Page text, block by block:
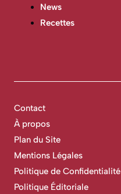
News
Recettes
Contact
À propos
Plan du Site
Mentions Légales
Politique de Confidentialité
Politique Éditoriale